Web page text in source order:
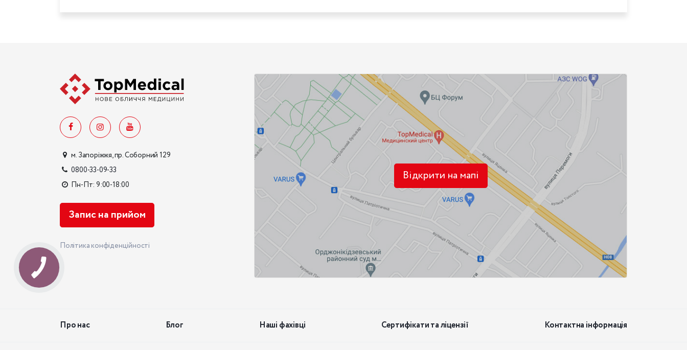
м. Запоріжжя, пр. Соборний 129
0800-33-09-33
Пн-Пт: 9:00-18:00
Запис на прийом
Політика конфіденційності
Відкрити на мапі
Про нас Блог Наші фахівці Сертифікати та ліцензії Контактна інформація